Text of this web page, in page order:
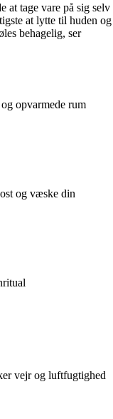
at tage vare på sig selv
at lytte til huden og
behagelig, ser
opvarmede rum
og væske din
vejr og luftfugtighed